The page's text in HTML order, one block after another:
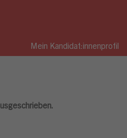
Mein Kandidat:innenprofil